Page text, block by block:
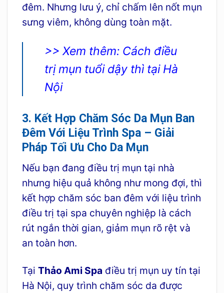
đêm. Nhưng lưu ý, chỉ chấm lên nốt mụn
sưng viêm, không dùng toàn mặt.
>> Xem thêm:Cách điều
trị mụn tuổi dậy thì tại Hà
Nội
3. Kết Hợp Chăm Sóc Da Mụn Ban
Đêm Với Liệu Trình Spa – Giải
Pháp Tối Ưu Cho Da Mụn
Nếu bạn đang điều trị mụn tại nhà
nhưng hiệu quả không như mong đợi, thì
kết hợp chăm sóc ban đêm với liệu trình
điều trị tại spa chuyên nghiệp là cách
rút ngắn thời gian, giảm mụn rõ rệt và
an toàn hơn.
Tại Thảo Ami Spa điều trị mụn uy tín tại
Hà Nội, quy trình chăm sóc da được